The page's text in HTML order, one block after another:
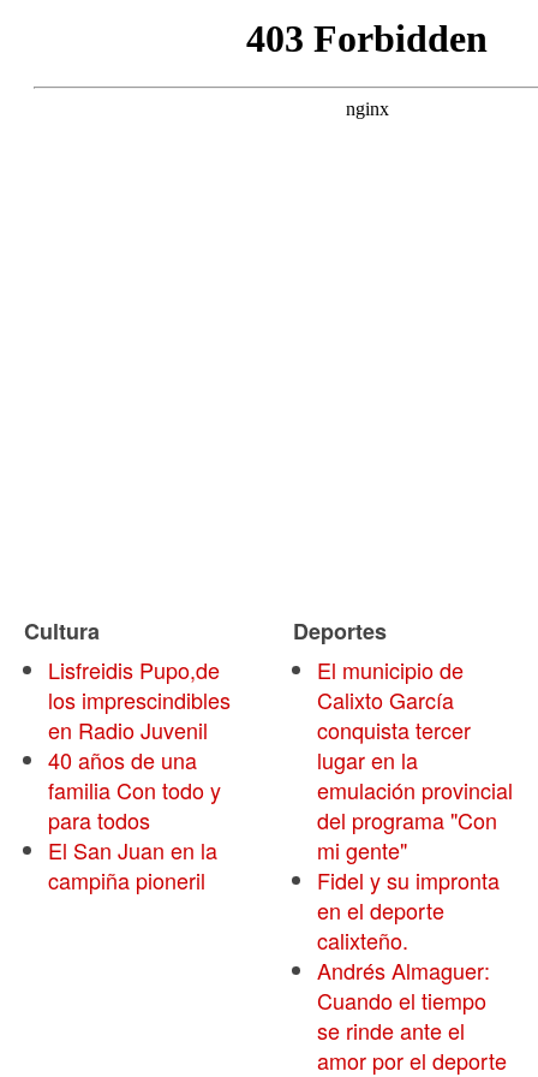
Cultura
Lisfreidis Pupo,de
los imprescindibles
en Radio Juvenil
40 años de una
familia Con todo y
para todos
El San Juan en la
campiña pioneril
Deportes
El municipio de
Calixto García
conquista tercer
lugar en la
emulación provincial
del programa "Con
mi gente"
Fidel y su impronta
en el deporte
calixteño.
Andrés Almaguer:
Cuando el tiempo
se rinde ante el
amor por el deporte